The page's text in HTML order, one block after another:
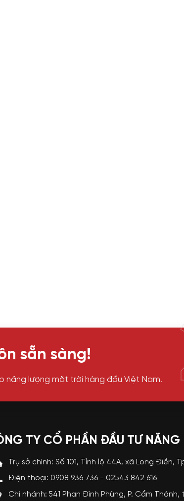
sẵn sàng!
năng lượng mặt trời hàng đầu Việt Nam.
TY CỔ PHẦN ĐẦU TƯ NĂNG
Trụ sở chính: Số 101, Tỉnh lộ 44A, xã Long Điền,
Điện thoại: 0908 936 736 - 02543 842 616
Chi nhánh: 541 Phan Đình Phùng, P. Cẩm Thành,